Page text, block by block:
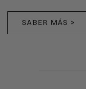
SABER MÁS >